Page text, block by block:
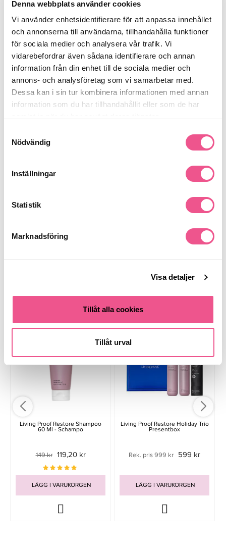
Denna webbplats använder cookies
Vi använder enhetsidentifierare för att anpassa innehållet
och annonserna till användarna, tillhandahålla funktioner
för sociala medier och analysera vår trafik. Vi
vidarebefordrar även sådana identifierare och annan
information från din enhet till de sociala medier och
annons- och analysföretag som vi samarbetar med.
Dessa kan i sin tur kombinera informationen med annan
information som du har tillhandahållit eller som de har
Nödvändig
Inställningar
Statistik
Marknadsföring
Visa detaljer
Tillåt alla cookies
Tillåt urval
Fördelar med Living Proof Restore Shampoo:
Rengör skonsamt utan att torka ut
Reparera och stärka skadat och torrt hår
Återfuktar på djupet och ger mjukt, följsamt hår
Minskar hårbrott och kluvna toppar
Sulfat- och parabenfri formula, säker för färgat hår
Användning:
Massera in i vått hår, arbeta upp ett lödder och
skölj noggrant. Använd tillsammans med Restore Conditioner för
bästa reparerande effekt.
Se mer
Produktdetaljer
Recensioner
Finns i:
Liknande produkter
-20%
Living Proof Restore Shampoo
60 Ml - Schampo
149 kr 119,20 kr
LÄGG I VARUKORGEN
Living Proof Restore Holiday Trio
Presentbox
Rek. pris 999 kr 599 kr
LÄGG I VARUKORGEN